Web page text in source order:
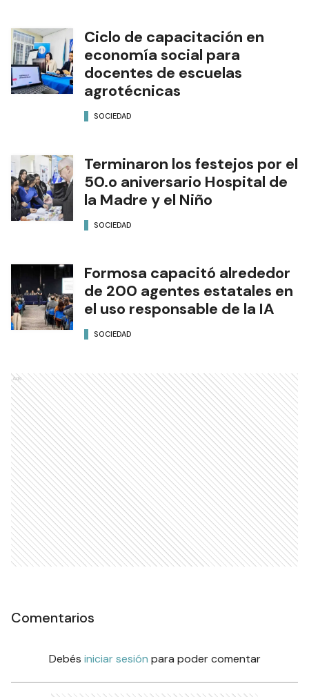
Ciclo de capacitación en
economía social para
docentes de escuelas
agrotécnicas
SOCIEDAD
Terminaron los festejos por el
50.o aniversario Hospital de
la Madre y el Niño
SOCIEDAD
Formosa capacitó alrededor
de 200 agentes estatales en
el uso responsable de la IA
SOCIEDAD
Ads
Comentarios
Debés iniciar sesión para poder comentar